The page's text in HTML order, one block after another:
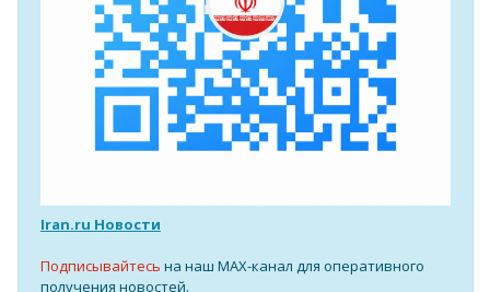
Iran.ru Новости
Подписывайтесь на наш MAX-канал для оперативного
получения новостей.